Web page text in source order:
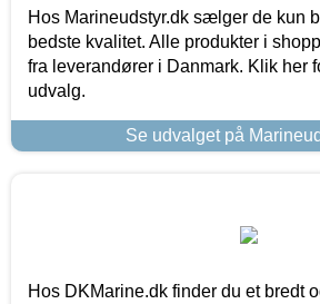
Hos Marineudstyr.dk sælger de kun
bedste kvalitet. Alle produkter i
fra leverandører i Danmark. Klik her
udvalg.
Se udvalget på
Hos DKMarine.dk finder du et bredt